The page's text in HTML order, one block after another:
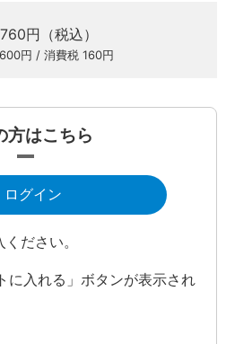
円（税込）
円 / 消費税 160円
方はこちら
ログイン
ださい。
に入れる」ボタンが表示され